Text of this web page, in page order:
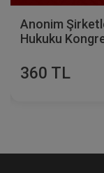
Anonim
Hukuku
360 TL